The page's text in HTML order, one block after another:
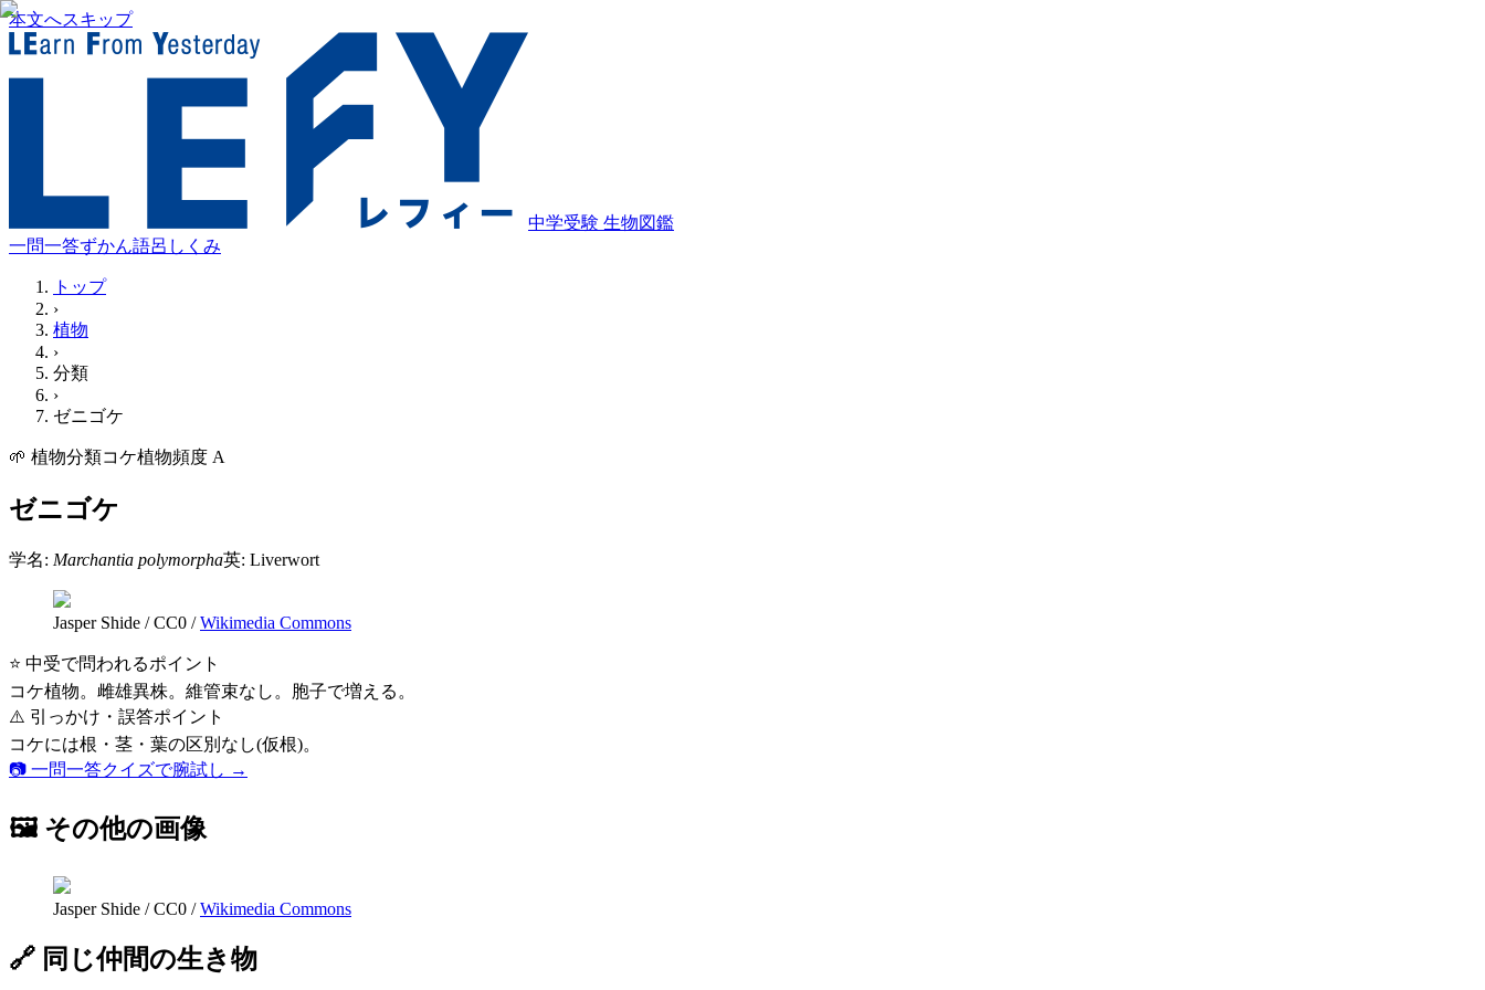
本文へスキップ
中学受験 生物図鑑
一問一答ずかん語呂 しくみ
トップ
›
植物
›
分類
›
ゼニゴケ
🌱 植物分類コケ植物頻度 A
ゼニゴケ
学名: Marchantia polymorpha英: Liverwort
Jasper Shide /CC0 / Wikimedia Commons
⭐ 中受で問われるポイント
コケ植物。雌雄異株。維管束なし。胞子で増える。
⚠️ 引っかけ・誤答ポイント
コケには根・茎・葉の区別なし(仮根)。
📷 一問一答クイズで腕試し →
🖼 その他の画像
Jasper Shide /CC0 / Wikimedia Commons
🔗 同じ仲間の生き物